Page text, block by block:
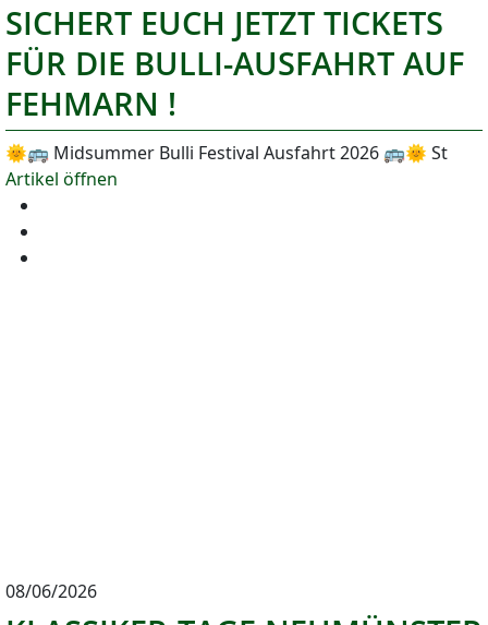
SICHERT EUCH JETZT TICKETS
FÜR DIE BULLI-AUSFAHRT AUF
FEHMARN !
🌞🚌 Midsummer Bulli Festival Ausfahrt 2026 🚌🌞 St
Artikel öffnen
08/06/2026